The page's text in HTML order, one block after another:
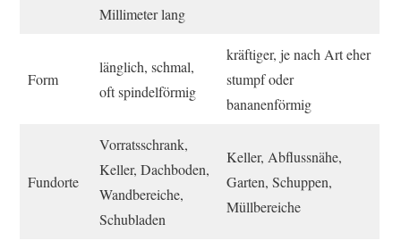
Millimeter lang
Form
länglich, schmal,
oft spindelförmig
kräftiger, je nach Art eher
stumpf oder
bananenförmig
Fundorte
Vorratsschrank,
Keller, Dachboden,
Wandbereiche,
Schubladen
Keller, Abflussnähe,
Garten, Schuppen,
Müllbereiche